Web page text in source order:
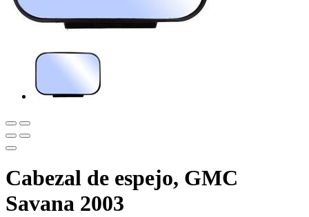
Cabezal de espejo, GMC
Savana 2003